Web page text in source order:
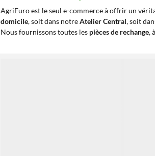
AgriEuro est le seul e-commerce à offrir un
domicile, soit dans notreAtelier Central, soit
Nous fournissons toutes les pièces de rechange,